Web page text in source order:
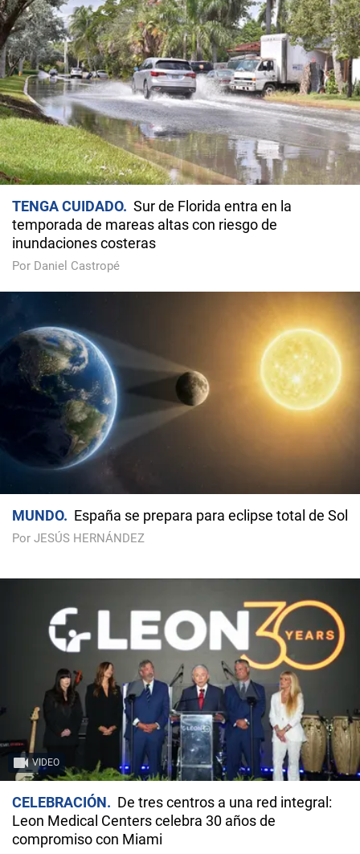
TENGA CUIDADO
Sur de Florida entra en la
temporada de mareas altas con riesgo de
inundaciones costeras
Por Daniel Castropé
MUNDO España se prepara para eclipse total de Sol
Por JESÚS HERNÁNDEZ
VIDEO
CELEBRACIÓN
De tres centros a una red integral:
Leon Medical Centers celebra 30 años de
compromiso con Miami